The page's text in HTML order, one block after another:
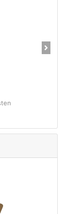
Grand Prix
Inkl 19% MwSt. zzgl.
Next